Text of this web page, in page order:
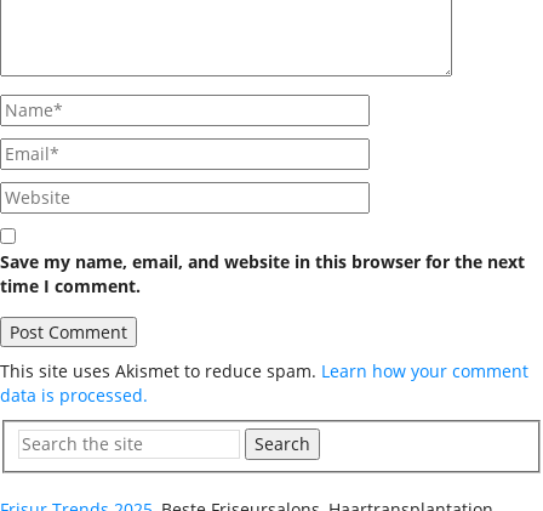
Save my name, email, and website in this browser for the next
time I comment.
This site uses Akismet to reduce spam. Learn how your comment
data is processed.
Search